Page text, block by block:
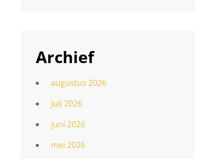
Archief
augustus 2026
juli 2026
juni 2026
mei 2026